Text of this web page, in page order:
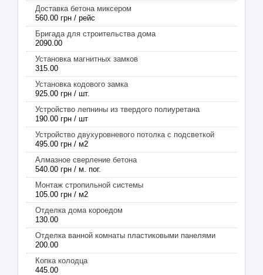
Доставка бетона миксером
560.00 грн / рейс
Бригада для строительства дома
2090.00
Установка магнитных замков
315.00
Установка кодового замка
925.00 грн / шт.
Устройство лепнины из твердого полиуретана
190.00 грн / шт
Устройство двухуровневого потолка с подсветкой
495.00 грн / м2
Алмазное сверление бетона
540.00 грн / м. пог.
Монтаж стропильной системы
105.00 грн / м2
Отделка дома короедом
130.00
Отделка ванной комнаты пластиковыми панелями
200.00
Копка колодца
445.00